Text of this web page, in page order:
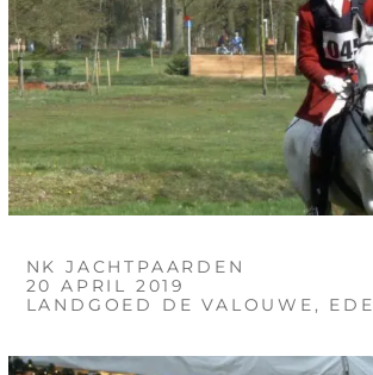
NK JACHTPAARDEN
20 APRIL 2019
LANDGOED DE VALOUWE, EDE